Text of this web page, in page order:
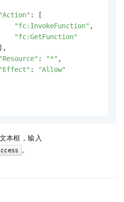
"Action" : [
"fc:InvokeFunction" ,
"fc:GetFunction"
"Resource" : "*" ,
"Effect" :
"Allow"
文本框，输入
。